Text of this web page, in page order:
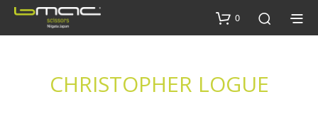
0
CHRISTOPHER LOGUE